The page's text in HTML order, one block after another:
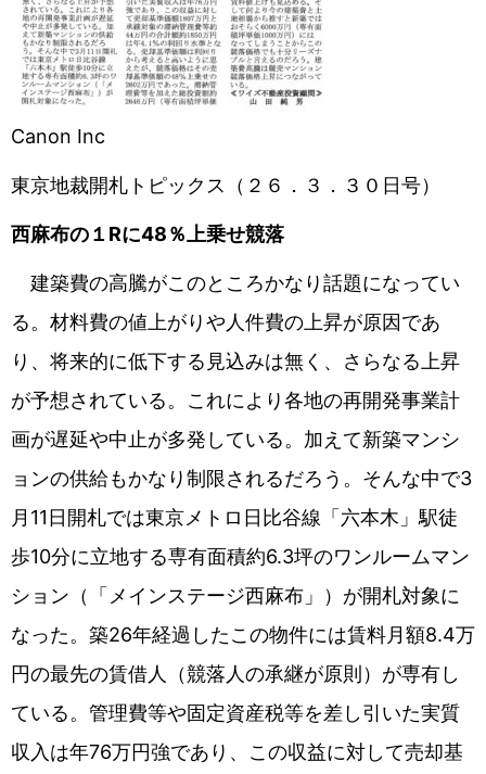
Canon Inc
東京地裁開札トピックス（２６．３．３０日号）
西麻布の１ Rに48％上乗せ競落
建築費の高騰がこのところかなり話題になってい
る。材料費の値上がりや人件費の上昇が原因であ
り、将来的に低下する見込みは無く、さらなる上昇
が予想されている。これにより各地の再開発事業計
画が遅延や中止が多発している。加えて新築マンシ
ョンの供給もかなり制限されるだろう。そんな中で3
月11日開札では東京メトロ日比谷線「六本木」駅徒
歩10分に立地する専有面積約6.3坪のワンルームマン
ション（「メインステージ西麻布」）が開札対象に
なった。築26年経過したこの物件には賃料月額8.4万
円の最先の賃借人（競落人の承継が原則）が専有し
ている。管理費等や固定資産税等を差し引いた実質
収入は年76万円強であり、この収益に対して売却基